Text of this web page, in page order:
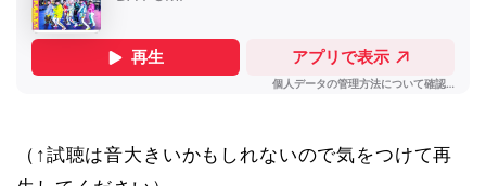
（↑試聴は音大きいかもしれないので気をつけて再